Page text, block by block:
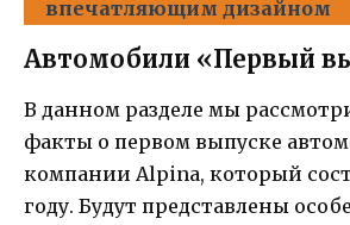
впечатляющим дизайном
Автомобили «Первый
В данном разделе мы
факты о первом выпуске
компании Alpina, который
году. Будут представлены